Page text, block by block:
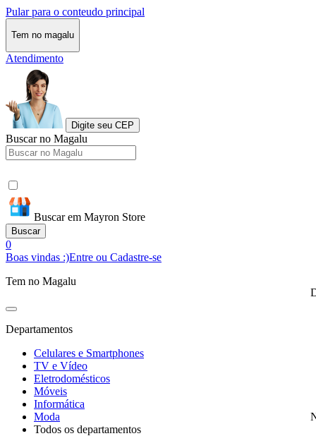
Pular para o conteudo principal
Tem no magalu
Atendimento
Digite seu CEP
Buscar no Magalu
Buscar em Mayron Store
Buscar
0
Boas vindas :)Entre ou Cadastre-se
Tem no Magalu
Departamentos
Celulares e Smartphones
TV e Vídeo
Eletrodomésticos
Móveis
Informática
Moda
Todos os departamentos